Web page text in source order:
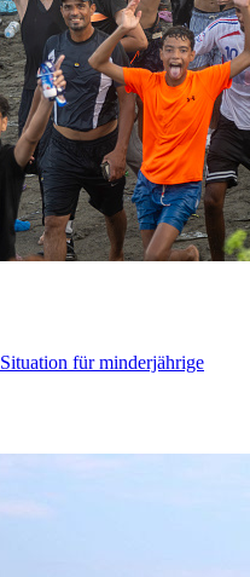
für minderjährige